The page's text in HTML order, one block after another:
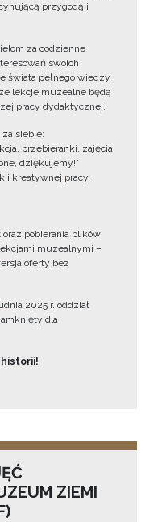
przygodą i
za codzienne
swoich
świata pełnego wiedzy i
lekcje muzealne będą
pracy dydaktycznej.
siebie:
przebieranki, zajęcia
dziękujemy!”
i kreatywnej pracy.
pobierania plików
muzealnymi –
oferty bez
2025 r. oddział
dla
historii!
ZIEMI